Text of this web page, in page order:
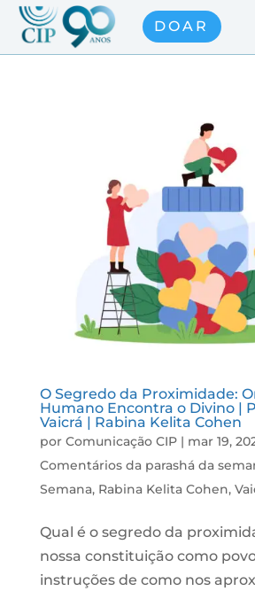
DOAR
O Segredo da Proximidade:
Humano Encontra o Divino |
Vaicrá | Rabina Kelita Cohen
por Comunicação CIP| mar 19,
Comentários da parashá da
Semana, Rabina Kelita Cohen,
Qual é o segredo da
nossa constituição como
instruções de como nos